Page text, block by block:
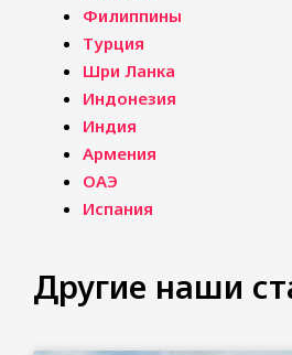
Филиппины
Турция
Шри Ланка
Индонезия
Индия
Армения
ОАЭ
Испания
Другие наши